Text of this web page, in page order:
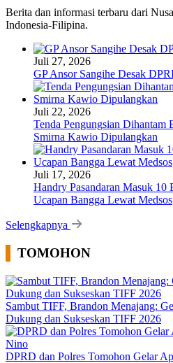
Berita dan informasi terbaru dari
Indonesia-Filipina.
Juli 27, 2026
GP Ansor Sangihe Desak
Juli 22, 2026
Tenda Pengungsian Dihantam
Smirna Kawio Dipulangkan
Juli 17, 2026
Handry Pasandaran Masuk
Ucapan Bangga Lewat Medsos
Selengkapnya
TOMOHON
Sambut TIFF, Brandon Menajang:
Dukung dan Sukseskan TIFF 2026
DPRD dan Polres Tomohon Gelar